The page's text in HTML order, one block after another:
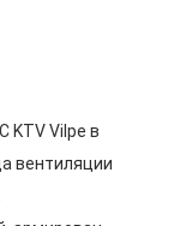
KTV Vilpe в
вентиляции